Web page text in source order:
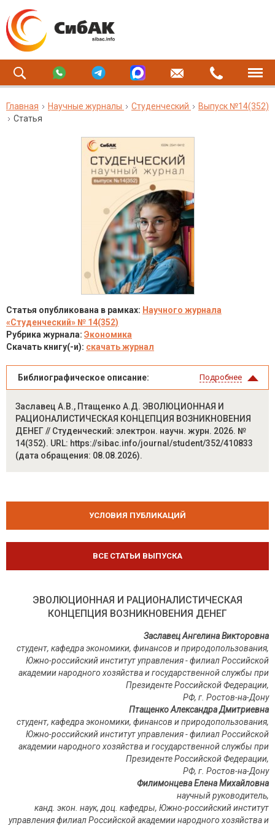
Главная Научные журналы Студенческий
Выпуск №14(352)
Статья
Статья опубликована в рамках: Научного журнала
«Студенческий» № 14(352)
Рубрика журнала: Экономика
Скачать книгу(-и): скачать журнал
Библиографическое описание: Подробнее
Заславец А.В., Птащенко А.Д. ЭВОЛЮЦИОННАЯ И
РАЦИОНАЛИСТИЧЕСКАЯ КОНЦЕПЦИЯ ВОЗНИКНОВЕНИЯ
ДЕНЕГ // Студенческий: электрон. научн. журн. 2026. №
14(352). URL: https://sibac.info/journal/student/352/410833
(дата обращения: 08.08.2026).
УСЛОВИЯ ПУБЛИКАЦИЙ
ВСЕ СТАТЬИ ВЫПУСКА
ЭВОЛЮЦИОННАЯ И РАЦИОНАЛИСТИЧЕСКАЯ
КОНЦЕПЦИЯ ВОЗНИКНОВЕНИЯ ДЕНЕГ
Заславец Ангелина Викторовна
студент, кафедра экономики, финансов и природопользования,
Южно-российский институт управления - филиал Российской
академии народного хозяйства и государственной службы при
Президенте Российской Федерации,
РФ, г. Ростов-на-Дону
Птащенко Александра Дмитриевна
студент, кафедра экономики, финансов и природопользования,
Южно-российский институт управления - филиал Российской
академии народного хозяйства и государственной службы при
Президенте Российской Федерации,
РФ, г. Ростов-на-Дону
Филимонцева Елена Михайловна
научный руководитель,
канд. экон. наук, доц. кафедры, Южно-российский институт
управления филиал Российской академии народного хозяйства и